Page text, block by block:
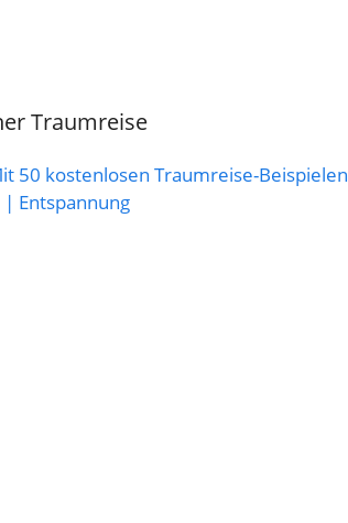
Traumreise
50 kostenlosen Traumreise-Beispielen
Entspannung